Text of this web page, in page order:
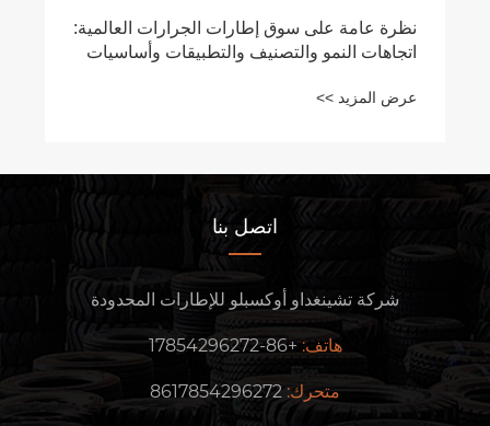
شراكة مع عميل دبي للتقدم HF-3 38 × 18-20
إطارات العشب
عرض المزيد >>
اتصل بنا
شركة تشينغداو أوكسبلو للإطارات المحدودة
هاتف: +86-17854296272
متحرك: 8617854296272